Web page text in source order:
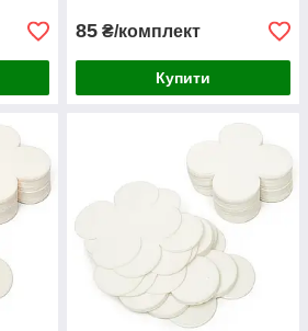
85 ₴/комплект
Купити